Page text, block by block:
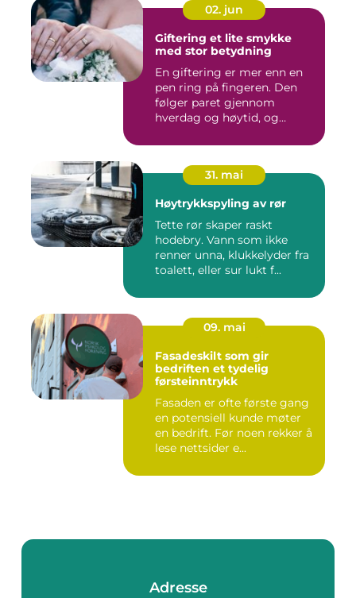
02. jun
Giftering et lite smykke
med stor betydning
En giftering er mer enn en
pen ring på fingeren. Den
følger paret gjennom
hverdag og høytid, og
31. mai
Høytrykkspyling av rør
Tette rør skaper raskt
hodebry. Vann som ikke
renner unna, klukkelyder fra
toalett, eller sur lukt f...
09. mai
Fasadeskilt som gir
bedriften et tydelig
førsteinntrykk
Fasaden er ofte første gang
en potensiell kunde møter
en bedrift. Før noen rekker å
lese nettsider e...
Adresse